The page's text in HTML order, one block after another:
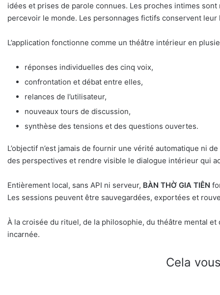
idées et prises de parole connues. Les proches intimes
percevoir le monde. Les personnages fictifs conservent
L’application fonctionne comme un théâtre intérieur en
réponses individuelles des cinq voix,
confrontation et débat entre elles,
relances de l’utilisateur,
nouveaux tours de discussion,
synthèse des tensions et des questions ouvertes.
L’objectif n’est jamais de fournir une vérité automatique ni
des perspectives et rendre visible le dialogue intérieur qui
Entièrement local, sans API ni serveur, BÀN THỜ GIA TIÊN
Les sessions peuvent être sauvegardées, exportées et
À la croisée du rituel, de la philosophie, du théâtre mental
incarnée.
Cela